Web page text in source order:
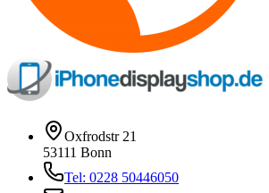
Oxfrodstr 21
53111 Bonn
Tel: 0228 50446050